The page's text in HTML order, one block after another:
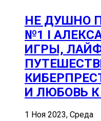
НЕ ДУШНО
№1 I
ИГРЫ,
И ЛЮБОВЬ
1 Ноя 2023, Среда